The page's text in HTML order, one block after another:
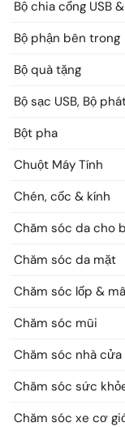
Bộ chia cổng USB
Bộ phận bên trong
Bộ quà tặng
Bộ sạc USB, Bộ
Bột pha
Chuột Máy Tính
Chén, cốc & kính
Chăm sóc da cho
Chăm sóc da mặt
Chăm sóc lốp &
Chăm sóc mũi
Chăm sóc nhà cửa
Chăm sóc sức
Chăm sóc xe cơ